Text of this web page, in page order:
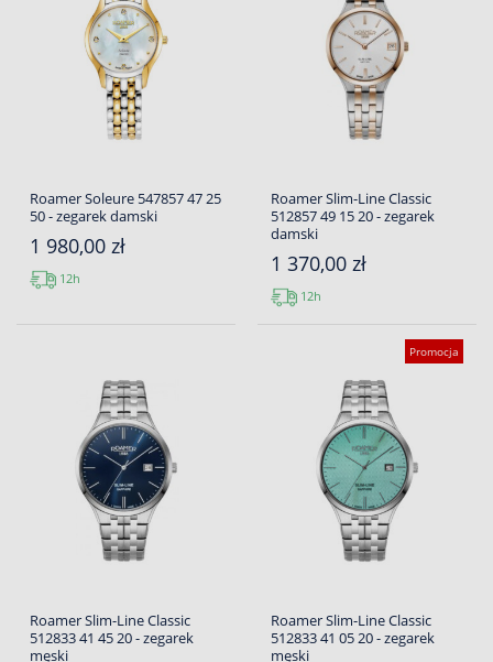
Roamer Soleure 547857 47 25
50 - zegarek damski
1 980,00 zł
12h
Roamer Slim-Line Classic
512857 49 15 20 - zegarek
damski
1 370,00 zł
12h
Roamer Slim-Line Classic
512833 41 45 20 - zegarek
męski
Promocja
Roamer Slim-Line Classic
512833 41 05 20 - zegarek
męski